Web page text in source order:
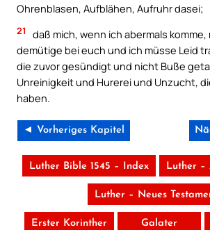
Ohrenblasen, Aufblähen, Aufruhr dasei;
21
daß mich, wenn ich abermals komme,
demütige bei euch und ich müsse Leid
die zuvor gesündigt und nicht Buße
Unreinigkeit und Hurerei und Unzucht,
haben.
◄ Vorheriges Kapitel
Luther Bible 1545 – Index Luther –
Luther – Neues
Erster Korinther Galater